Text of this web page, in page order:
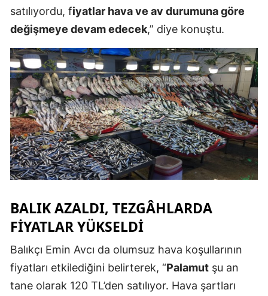
Mersin
İzmir
Kars
Kastamonu
Kayseri
Kırklareli
Malatya
satılıyordu, fiyatlar hava ve av durumuna göre
değişmeye devam edecek,” diye konuştu.
BALIK AZALDI, TEZGÂHLARDA
FIYATLAR YÜKSELDI
Balıkçı Emin Avcı da olumsuz hava koşullarının
fiyatları etkilediğini belirterek, “Palamut şu an
tane olarak 120 TL’den satılıyor. Hava şartları